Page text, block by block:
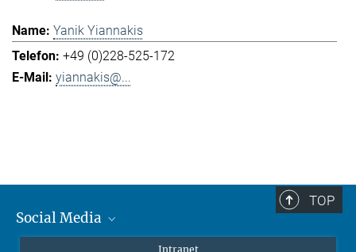
Yanik Yiannakis
+49 (0)228-525-172
yiannakis@...
TOP
Social Media
Intranet